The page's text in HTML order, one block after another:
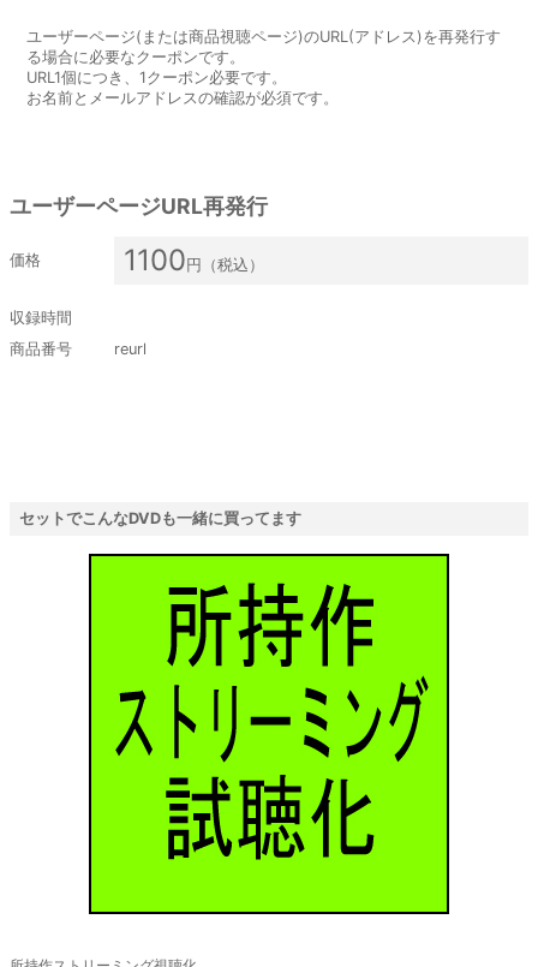
ユーザーページ(または商品視聴ページ)のURL(アドレス)を再発行す
る場合に必要なクーポンです。
URL1個につき、1クーポン必要です。
お名前とメールアドレスの確認が必須です。
ユーザーページURL再発行
価格 1100円（税込）
収録時間
商品番号
reurl
セットでこんなDVDも一緒に買ってます